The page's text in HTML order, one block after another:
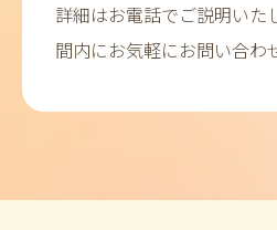
詳細はお電話でご説明いた
間内にお気軽にお問い合わ